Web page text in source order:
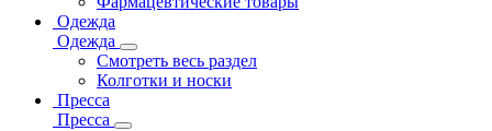
Одежда
Одежда
Смотреть весь раздел
Колготки и носки
Пресса
Пресса